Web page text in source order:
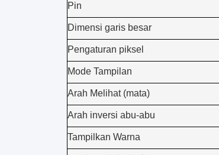
Pin
Dimensi garis besar
Pengaturan piksel
Mode Tampilan
Arah Melihat (mata)
Arah inversi abu-abu
Tampilkan Warna